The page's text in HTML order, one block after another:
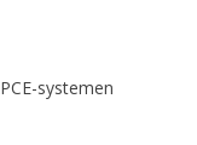
systemen